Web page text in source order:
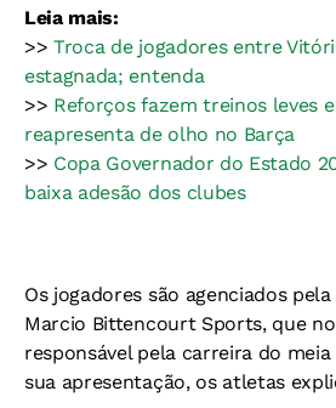
Leia mais:
>>Troca de jogadores entre
estagnada; entenda
>> Reforços fazem treinos leves
reapresenta de olho no Barça
>> Copa Governador do Estado
baixa adesão dos clubes
Os jogadores são agenciados
Marcio Bittencourt Sports, que
responsável pela carreira do
sua apresentação, os atletas